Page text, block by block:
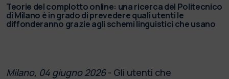
Teorie del complotto online: una ricerca del Politecnico
di Milano è in grado di prevedere quali utenti le
diffonderanno grazie agli schemi linguistici che usano
Milano, 04 giugno 2026- Gli utenti che